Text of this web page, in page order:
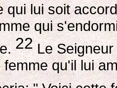
qui lui soit
qui
22Le
qu'il lui